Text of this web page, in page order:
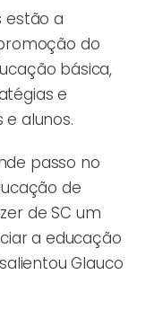
estão a
do
básica,
e
alunos.
passo no
de
de SC um
a educação
Glauco